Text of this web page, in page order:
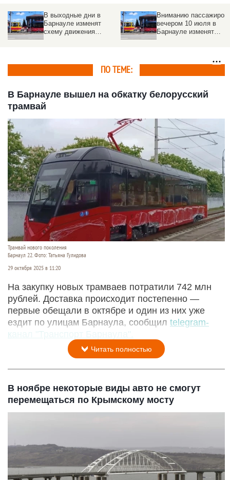
В выходные дни в
Барнауле изменят
схему движения
Вниманию пассажиров:
вечером 10 июля в
Барнауле изменят
ПО ТЕМЕ:
В Барнауле вышел на обкатку белорусский
трамвай
Трамвай нового поколения
Барнаул 22. Фото: Татьяна Гулидова
29 октября 2025 в 11:20
На закупку новых трамваев потратили 742 млн
рублей. Доставка происходит постепенно —
первые обещали в октябре и один из них уже
ездит по улицам Барнаула, сообщил telegram-
канал "Транспорт Барнаула".
Читать полностью
В ноябре некоторые виды авто не смогут
перемещаться по Крымскому мосту